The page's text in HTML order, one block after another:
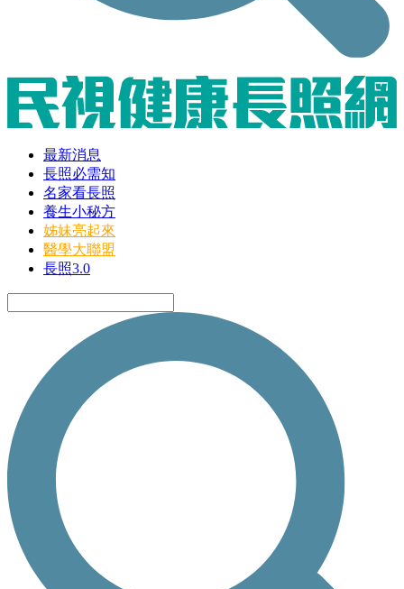
最新消息
長照必需知
名家看長照
養生小秘方
姊妹亮起來
醫學大聯盟
長照3.0